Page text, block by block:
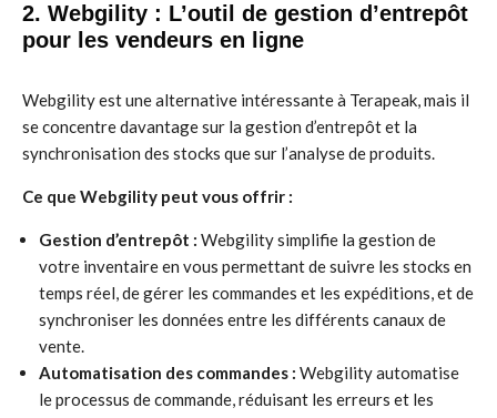
2. Webgility : L’outil de gestion d’entrepôt
pour les vendeurs en ligne
Webgility est une alternative intéressante à Terapeak, mais il
se concentre davantage sur la gestion d’entrepôt et la
synchronisation des stocks que sur l’analyse de produits.
Ce que Webgility peut vous offrir :
Gestion d’entrepôt : Webgility simplifie la gestion de
votre inventaire en vous permettant de suivre les stocks en
temps réel, de gérer les commandes et les expéditions, et de
synchroniser les données entre les différents canaux de
vente.
Automatisation des commandes : Webgility automatise
le processus de commande, réduisant les erreurs et les